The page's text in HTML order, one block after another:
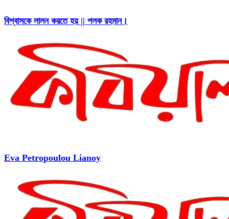
বিশ্বাসকে লালন করতে হয় || পলক রহমান।
Eva Petropoulou Lianoy